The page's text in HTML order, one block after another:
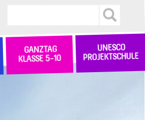
GANZTAG
KLASSE 5-10
UNESCO
PROJEKTSCHULE